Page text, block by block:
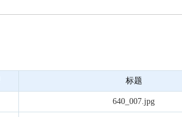
标题
640_007.jpg